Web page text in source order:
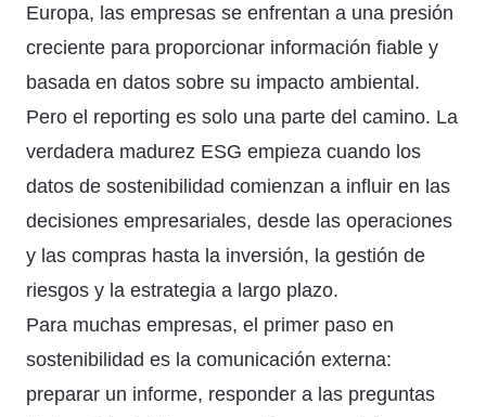
Europa, las empresas se enfrentan a una presión
creciente para proporcionar información fiable y
basada en datos sobre su impacto ambiental.
Pero el reporting es solo una parte del camino. La
verdadera madurez ESG empieza cuando los
datos de sostenibilidad comienzan a influir en las
decisiones empresariales, desde las operaciones
y las compras hasta la inversión, la gestión de
riesgos y la estrategia a largo plazo.
Para muchas empresas, el primer paso en
sostenibilidad es la comunicación externa:
preparar un informe, responder a las preguntas